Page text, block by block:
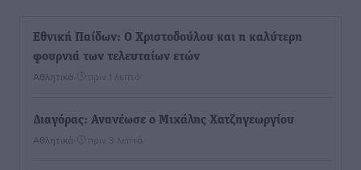
Εθνική Παίδων: Ο Χριστοδούλου και η καλύτερη
φουρνιά των τελευταίων ετών
Αθλητικά πριν 1 λεπτό
Διαγόρας: Ανανέωσε ο Μιχάλης Χατζηγεωργίου
Αθλητικά πριν 3 λεπτά